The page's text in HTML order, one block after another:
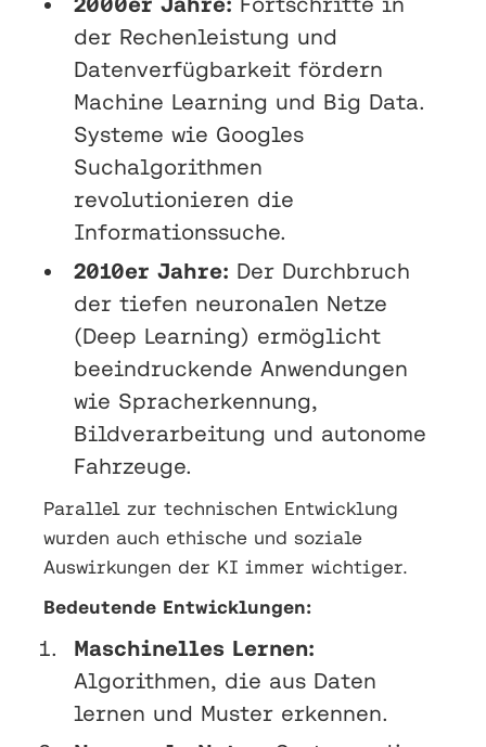
der Rechenleistung und
Datenverfügbarkeit fördern
Machine Learning und Big Data.
Systeme wie Googles
Suchalgorithmen
revolutionieren die
Informationssuche.
2010er Jahre: Der Durchbruch
der tiefen neuronalen Netze
(Deep Learning) ermöglicht
beeindruckende Anwendungen
wie Spracherkennung,
Bildverarbeitung und autonome
Fahrzeuge.
Parallel zur technischen Entwicklung
wurden auch ethische und soziale
Auswirkungen der KI immer wichtiger.
Bedeutende Entwicklungen:
Maschinelles Lernen:
Algorithmen, die aus Daten
lernen und Muster erkennen.